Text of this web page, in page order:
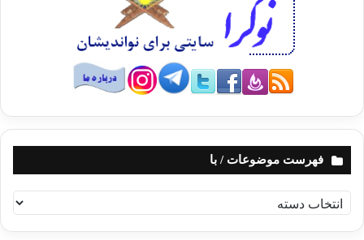
فهرست موضوعات / با
ه
ر